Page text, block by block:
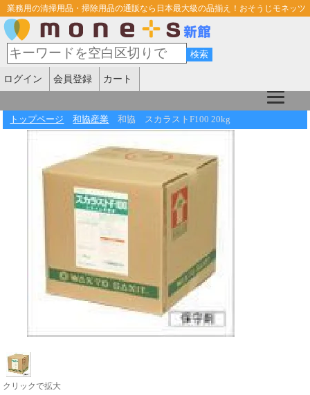
業務用の清掃用品・掃除用品の通販なら日本最大級の品揃え！おそうじモネッツ
ログイン 会員登録 カート
トップページ 和協産業 和協 スカラストF100 20kg
クリックで拡大